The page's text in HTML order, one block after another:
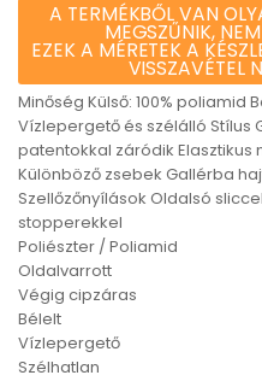
A TERMÉKBŐL VAN
MEGSZŰNIK,
EZEK A MÉRETEK A
VISSZAVÉTEL
Minőség Külső: 100% poliamid
Vízlepergető és szélálló Stílus
patentokkal záródik
Különböző zsebek Gallérba
Szellőzőnyílások Oldalsó
stopperekkel
Poliészter / Poliamid
Oldalvarrott
Végig cipzáras
Bélelt
Vízlepergető
Szélhatlan